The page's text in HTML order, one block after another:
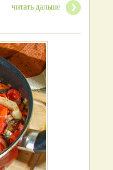
читать дальше